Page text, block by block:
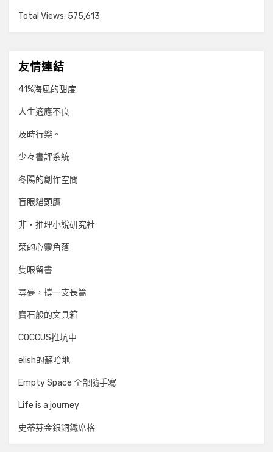
Total Views: 575,613
友情連結
41%海風的甜度
人生適應不良
及時行樂。
少々書評系統
冬陽的創作空間
盲眼貓頭鷹
非‧推理小說研究社
栞的心靈角落
隻眼留書
尋夢，撐一支長篙
寶石般的文具箱
COCCUS推坑中
elish的蘇哈地
Empty Space 全部隨手寫
Life is a journey
史蒂芬金銀銅鐵席格